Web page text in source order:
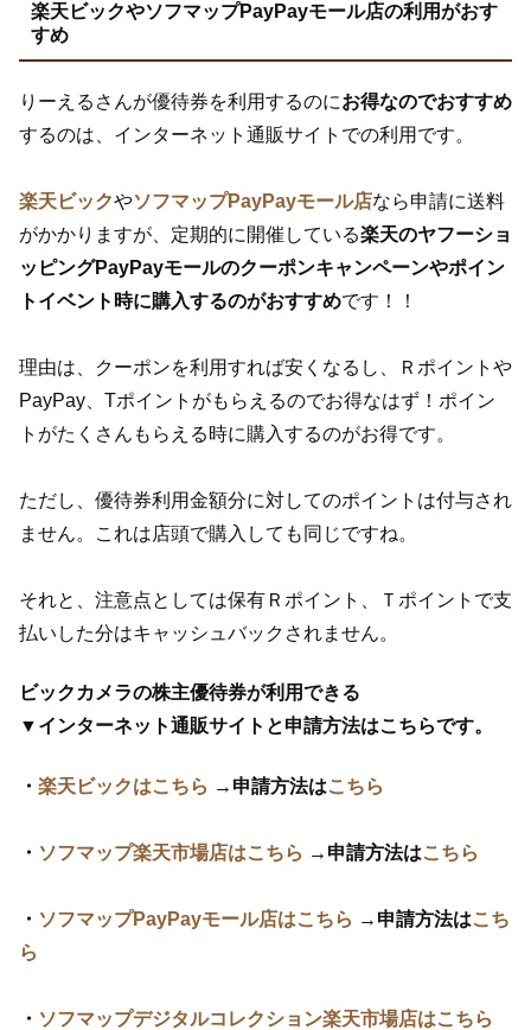
楽天ビックやソフマップPayPayモール店の利用がおす
すめ
りーえるさんが優待券を利用するのにお得なのでおすすめ
するのは、インターネット通販サイトでの利用です。
楽天ビックやソフマップPayPayモール店なら申請に送料
がかかりますが、定期的に開催している楽天のヤフーショ
ッピングPayPayモールのクーポンキャンペーンやポイン
トイベント時に購入するのがおすすめです！！
理由は、クーポンを利用すれば安くなるし、Ｒポイントや
PayPay、Tポイントがもらえるのでお得なはず！ポイン
トがたくさんもらえる時に購入するのがお得です。
ただし、優待券利用金額分に対してのポイントは付与され
ません。これは店頭で購入しても同じですね。
それと、注意点としては保有Ｒポイント、Ｔポイントで支
払いした分はキャッシュバックされません。
ビックカメラの株主優待券が利用できる
▼インターネット通販サイトと申請方法はこちらです。
・ 楽天ビックはこちら →申請方法はこちら
・ ソフマップ楽天市場店はこちら →申請方法はこちら
・ ソフマップPayPayモール店はこちら →申請方法はこち
ら
・ ソフマップデジタルコレクション楽天市場店はこちら